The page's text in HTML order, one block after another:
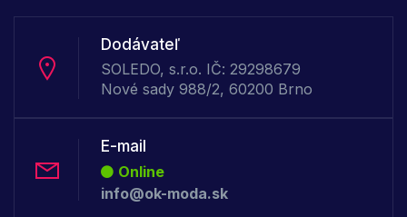
Dodávateľ
SOLEDO, s.r.o. IČ: 29298679
Nové sady 988/2, 60200 Brno
E-mail
Online
info@ok-moda.sk